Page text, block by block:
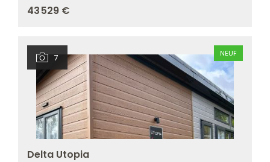
43 529 €
7 NEUF
Delta Utopia